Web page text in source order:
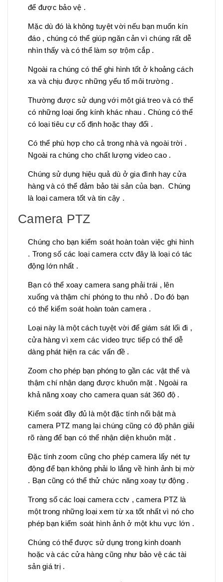
để được bảo vệ .
Mặc dù đó là không tuyệt vời nếu bạn muốn kín
đáo , chúng có thể giúp ngăn cản vì chúng rất dễ
nhìn thấy và có thể làm sợ trộm cắp .
Ngoài ra chúng có thể ghi hình tốt ở khoảng cách
xa và chịu được những yếu tố môi trường .
Thường được sử dụng với một giá treo và có thể
có những loại ống kính khác nhau . Chúng có thể
có loại tiêu cự cố định hoặc thay đổi .
Có thể phù hợp cho cả trong nhà và ngoài trời .
Ngoài ra chúng cho chất lượng video cao .
Chúng sử dụng hiệu quả dù ở gia đình hay cửa
hàng và có thể đảm bảo tài sản của bạn. Chúng
là loại camera tốt và tin cậy .
Camera PTZ
Chúng cho bạn kiểm soát hoàn toàn việc ghi hình
. Trong số các loại camera cctv đây là loại có tác
động lớn nhất .
Bạn có thể xoay camera sang phải trái , lên
xuống và thậm chí phóng to thu nhỏ . Do đó bạn
có thể kiểm soát hoàn toàn camera .
Loại này là một cách tuyệt vời để giám sát lối đi ,
cửa hàng vì xem các video trực tiếp có thể dễ
dàng phát hiện ra các vấn đề .
Zoom cho phép bạn phóng to gần các vật thể và
thậm chí nhận dạng được khuôn mặt . Ngoài ra
khả năng xoay cho camera quan sát 360 độ .
Kiểm soát đầy đủ là một đặc tính nổi bật mà
camera PTZ mang lại chúng cũng có độ phân giải
rõ ràng để bạn có thể nhận diện khuôn mặt .
Đặc tính zoom cũng cho phép camera lấy nét tự
động để bạn không phải lo lắng về hình ảnh bị mờ
. Bạn cũng có thể thử chức năng xoay tự động .
Trong số các loại camera cctv , camera PTZ là
một trong những loại xem từ xa tốt nhất vì nó cho
phép bạn kiểm soát hình ảnh ở một khu vực lớn .
Chúng có thể được sử dụng trong kinh doanh
hoặc và các cửa hàng cũng như bảo vệ các tài
sản giá trị .